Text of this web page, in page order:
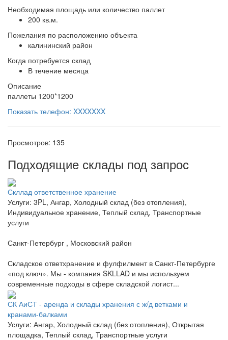
Необходимая площадь или количество паллет
200 кв.м.
Пожелания по расположению объекта
калининский район
Когда потребуется склад
В течение месяца
Описание
паллеты 1200*1200
Показать телефон: XXXXXXX
Просмотров: 135
Подходящие склады под запрос
Скллад ответственное хранение
Услуги: 3PL, Ангар, Холодный склад (без отопления),
Индивидуальное хранение, Теплый склад, Транспортные
услуги
Санкт-Петербург , Московский район
Складское ответхранение и фулфилмент в Санкт-Петербурге
«под ключ». Мы - компания SKLLAD и мы используем
современные подходы в сфере складской логист...
СК АиСТ - аренда и склады хранения с ж/д ветками и
кранами-балками
Услуги: Ангар, Холодный склад (без отопления), Открытая
площадка, Теплый склад, Транспортные услуги